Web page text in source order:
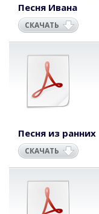
Песня Ивана
СКАЧАТЬ
Песня из ранних
СКАЧАТЬ